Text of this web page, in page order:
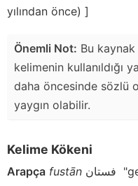
yılından önce) ]
Önemli Not: Bu
kelimenin kullanıldığı
daha öncesinde sözlü
yaygın olabilir.
Kelime Kökeni
Arapça fustān